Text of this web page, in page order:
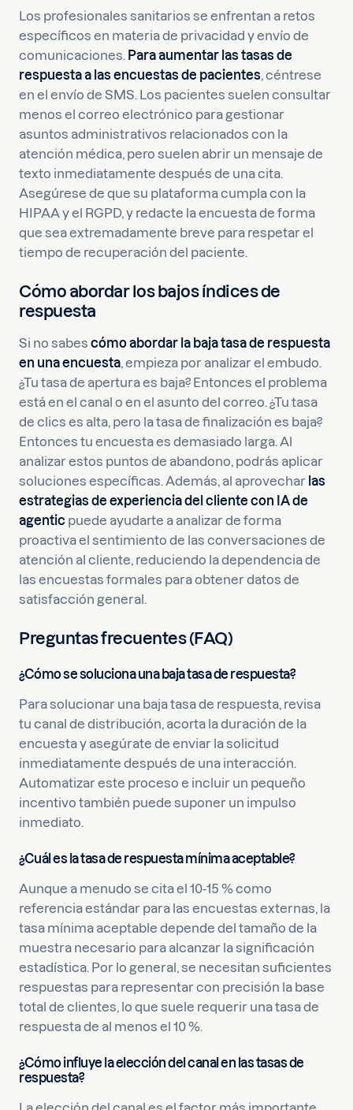
Los profesionales sanitarios se enfrentan a retos
específicos en materia de privacidad y envío de
comunicaciones. Para aumentar las tasas de
respuesta a las encuestas de pacientes, céntrese
en el envío de SMS. Los pacientes suelen consultar
menos el correo electrónico para gestionar
asuntos administrativos relacionados con la
atención médica, pero suelen abrir un mensaje de
texto inmediatamente después de una cita.
Asegúrese de que su plataforma cumpla con la
HIPAA y el RGPD, y redacte la encuesta de forma
que sea extremadamente breve para respetar el
tiempo de recuperación del paciente.
Cómo abordar los bajos índices de
respuesta
Si no sabes cómo abordar la baja tasa de respuesta
en una encuesta, empieza por analizar el embudo.
¿Tu tasa de apertura es baja? Entonces el problema
está en el canal o en el asunto del correo. ¿Tu tasa
de clics es alta, pero la tasa de finalización es baja?
Entonces tu encuesta es demasiado larga. Al
analizar estos puntos de abandono, podrás aplicar
soluciones específicas. Además, al aprovechar las
estrategias de experiencia del cliente con IA de
agentic puede ayudarte a analizar de forma
proactiva el sentimiento de las conversaciones de
atención al cliente, reduciendo la dependencia de
las encuestas formales para obtener datos de
satisfacción general.
Preguntas frecuentes (FAQ)
¿Cómo se soluciona una baja tasa de respuesta?
Para solucionar una baja tasa de respuesta, revisa
tu canal de distribución, acorta la duración de la
encuesta y asegúrate de enviar la solicitud
inmediatamente después de una interacción.
Automatizar este proceso e incluir un pequeño
incentivo también puede suponer un impulso
inmediato.
¿Cuál es la tasa de respuesta mínima aceptable?
Aunque a menudo se cita el 10-15 % como
referencia estándar para las encuestas externas, la
tasa mínima aceptable depende del tamaño de la
muestra necesario para alcanzar la significación
estadística. Por lo general, se necesitan suficientes
respuestas para representar con precisión la base
total de clientes, lo que suele requerir una tasa de
respuesta de al menos el 10 %.
¿Cómo influye la elección del canal en las tasas de
respuesta?